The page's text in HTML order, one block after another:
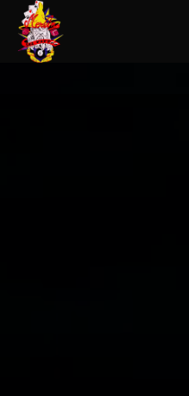
Panneau de gestion des cookies